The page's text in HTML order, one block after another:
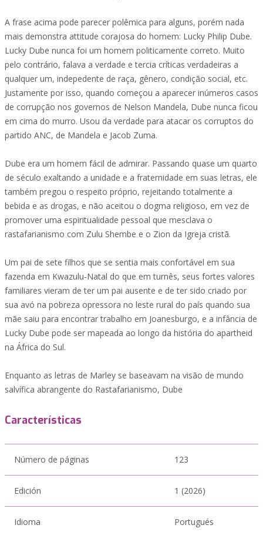
A frase acima pode parecer polêmica para alguns, porém nada
mais demonstra attitude corajosa do homem: Lucky Philip Dube.
Lucky Dube nunca foi um homem politicamente correto. Muito
pelo contrário, falava a verdade e tercia críticas verdadeiras a
qualquer um, indepedente de raça, gênero, condição social, etc.
Justamente por isso, quando começou a aparecer inúmeros casos
de corrupção nos governos de Nelson Mandela, Dube nunca ficou
em cima do murro. Usou da verdade para atacar os corruptos do
partido ANC, de Mandela e Jacob Zuma.
Dube era um homem fácil de admirar. Passando quase um quarto
de século exaltando a unidade e a fraternidade em suas letras, ele
também pregou o respeito próprio, rejeitando totalmente a
bebida e as drogas, e não aceitou o dogma religioso, em vez de
promover uma espiritualidade pessoal que mesclava o
rastafarianismo com Zulu Shembe e o Zion da Igreja cristã.
Um pai de sete filhos que se sentia mais confortável em sua
fazenda em Kwazulu-Natal do que em turnês, seus fortes valores
familiares vieram de ter um pai ausente e de ter sido criado por
sua avó na pobreza opressora no leste rural do país quando sua
mãe saiu para encontrar trabalho em Joanesburgo, e a infância de
Lucky Dube pode ser mapeada ao longo da história do apartheid
na África do Sul.
Enquanto as letras de Marley se baseavam na visão de mundo
salvífica abrangente do Rastafarianismo, Dube
Características
Número de páginas 123
Edición 1 (2026)
Idioma Portugués